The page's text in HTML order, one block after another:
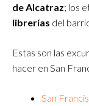
de Alcatraz; los
librerías del
Estas son las
hacer en San
San